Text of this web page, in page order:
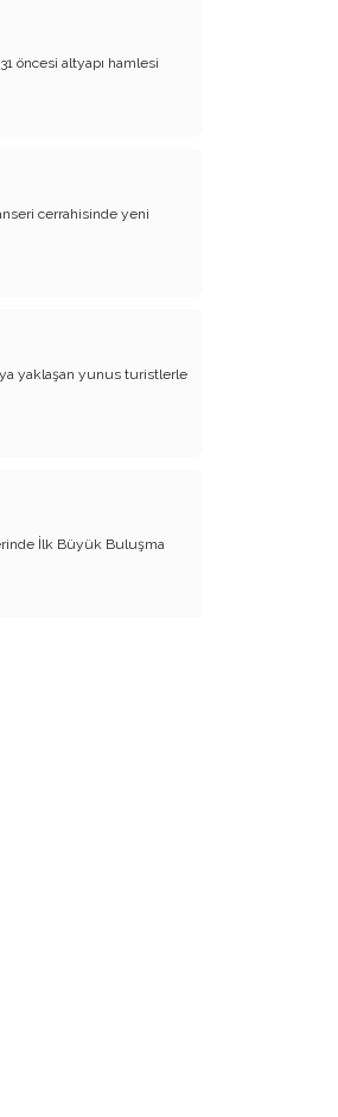
ve Çözüm
ve AB İlişkileri
Oy
ve
verelim!..
kararı
sizlere
tür siyasetçi!..
böyle mi
öncesi altyapı hamlesi
cerrahisinde yeni
yaklaşan yunus turistlerle
İlk Büyük Buluşma